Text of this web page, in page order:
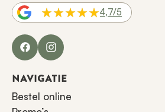
4,7/5
FacebookInstagram
NAVIGATIE
Bestel online